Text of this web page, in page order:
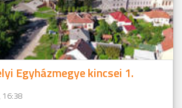
Egyházmegye kincsei 1.
16:38